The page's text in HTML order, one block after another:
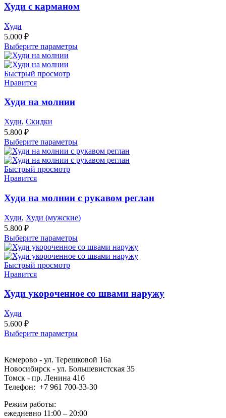
Худи с карманом
Худи
5.000 ₽
Выберите параметры
Быстрый просмотр
Нравится
Худи на молнии
Худи, Скидки
5.800 ₽
Выберите параметры
Быстрый просмотр
Нравится
Худи на молнии с рукавом реглан
Худи, Худи (мужские)
5.800 ₽
Выберите параметры
Быстрый просмотр
Нравится
Худи укороченное со швами наружу
Худи
5.600 ₽
Выберите параметры
Кемерово - ул. Терешковой 16а
Новосибирск - ул. Большевистская 35
Томск - пр. Ленина 41б
Телефон: +7 961 700-33-30
Режим работы:
ежедневно 11:00 – 20:00